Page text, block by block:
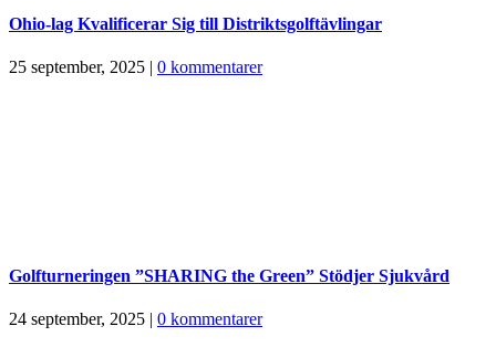
Ohio-lag Kvalificerar Sig till Distriktsgolftävlingar
25 september, 2025 | 0 kommentarer
Golfturneringen ”SHARING the Green” Stödjer Sjukvård
24 september, 2025 0 kommentarer